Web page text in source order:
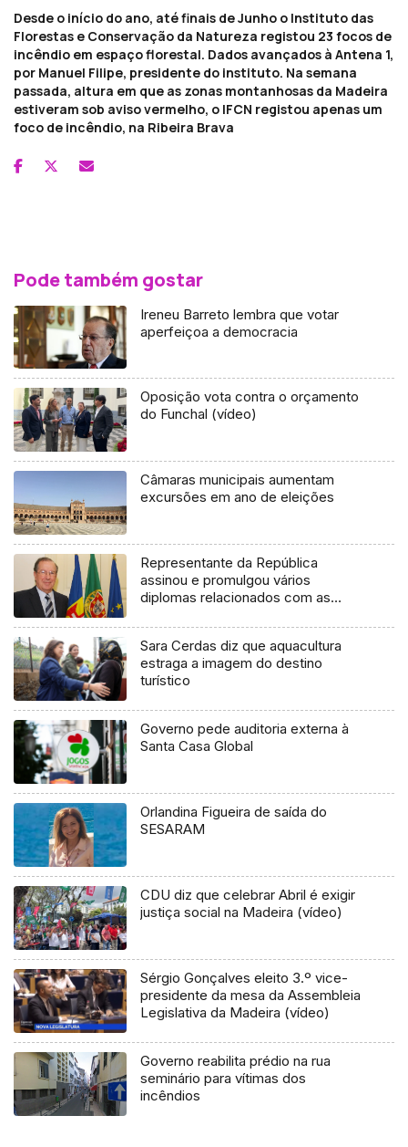
Desde o início do ano, até finais de Junho o Instituto das
Florestas e Conservação da Natureza registou 23 focos de
incêndio em espaço florestal. Dados avançados à Antena 1,
por Manuel Filipe, presidente do instituto. Na semana
passada, altura em que as zonas montanhosas da Madeira
estiveram sob aviso vermelho, o IFCN registou apenas um
foco de incêndio, na Ribeira Brava
Pode também gostar
Ireneu Barreto lembra que votar
aperfeiçoa a democracia
Oposição vota contra o orçamento
do Funchal (vídeo)
Câmaras municipais aumentam
excursões em ano de eleições
Representante da República
assinou e promulgou vários
diplomas relacionados com as
Sara Cerdas diz que aquacultura
estraga a imagem do destino
turístico
Governo pede auditoria externa à
Santa Casa Global
Orlandina Figueira de saída do
SESARAM
CDU diz que celebrar Abril é exigir
justiça social na Madeira (vídeo)
Sérgio Gonçalves eleito 3.º vice-
presidente da mesa da Assembleia
Legislativa da Madeira (vídeo)
Governo reabilita prédio na rua
seminário para vítimas dos
incêndios